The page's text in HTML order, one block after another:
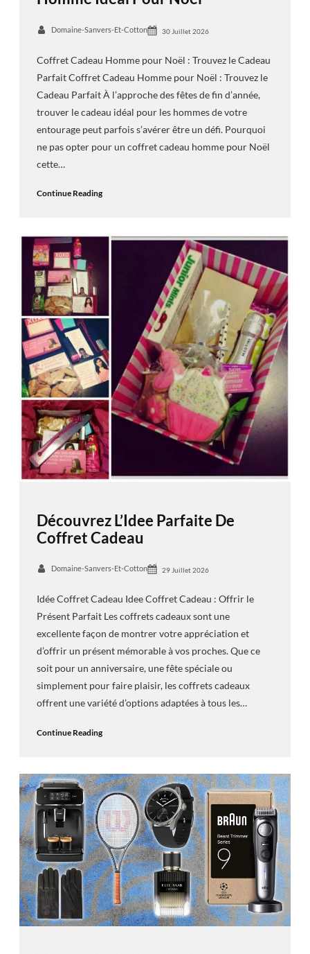
Domaine-Sanvers-Et-Cotton 30 Juillet 2026
Coffret Cadeau Homme pour Noël : Trouvez le Cadeau
Parfait Coffret Cadeau Homme pour Noël : Trouvez le
Cadeau Parfait À l’approche des fêtes de fin d’année,
trouver le cadeau idéal pour les hommes de votre
entourage peut parfois s’avérer être un défi. Pourquoi
ne pas opter pour un coffret cadeau homme pour Noël
cette…
Continue Reading
Découvrez L’Idee Parfaite De
Coffret Cadeau
Domaine-Sanvers-Et-Cotton 29 Juillet 2026
Idée Coffret Cadeau Idee Coffret Cadeau : Offrir le
Présent Parfait Les coffrets cadeaux sont une
excellente façon de montrer votre appréciation et
d’offrir un présent mémorable à vos proches. Que ce
soit pour un anniversaire, une fête spéciale ou
simplement pour faire plaisir, les coffrets cadeaux
offrent une variété d’options adaptées à tous les…
Continue Reading